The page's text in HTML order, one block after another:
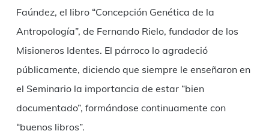
Faúndez, el libro “Concepción Genética de la
Antropología”, de Fernando Rielo, fundador de los
Misioneros Identes. El párroco lo agradeció
públicamente, diciendo que siempre le enseñaron en
el Seminario la importancia de estar “bien
documentado”, formándose continuamente con
“buenos libros”.